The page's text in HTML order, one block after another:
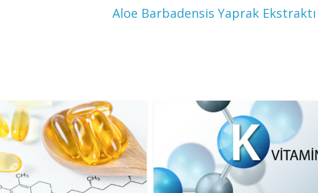
Aloe Barbadensis Yaprak Ekstraktı